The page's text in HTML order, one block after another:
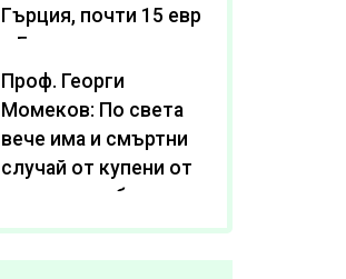
Гърция, почти 15 евро
в България
Проф. Георги
Момеков: По света
вече има и смъртни
случай от купени от
интернет субстанции
за отслабване